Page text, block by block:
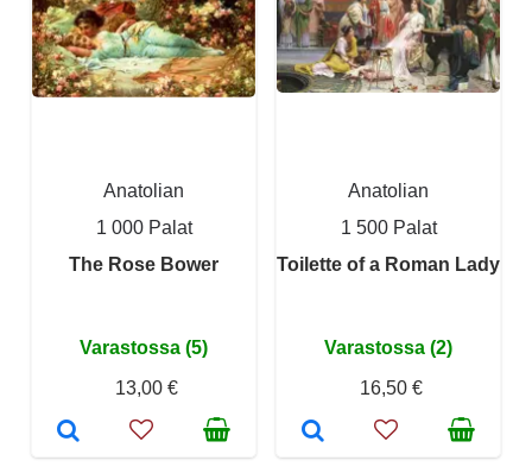
Anatolian
1 000 Palat
The Rose Bower
Varastossa (5)
13,00 €
Anatolian
1 500 Palat
Toilette of a Roman Lady
Varastossa (2)
16,50 €